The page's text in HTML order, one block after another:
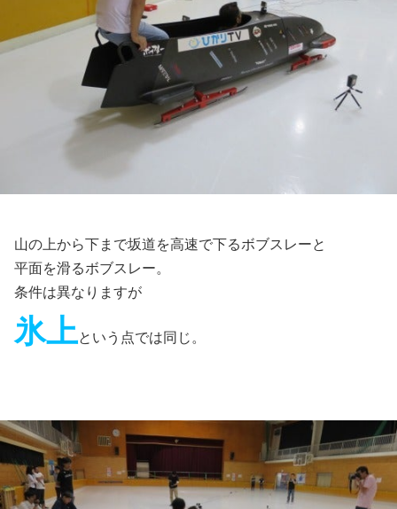
山の上から下まで坂道を高速で下るボブスレーと
平面を滑るボブスレー。
条件は異なりますが
氷上という点では同じ。